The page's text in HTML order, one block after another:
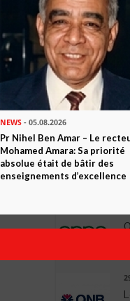
NEWS- 05.08.2026
Pr Nihel Ben Amar – Le
Mohamed Amara: Sa priorité
absolue était de bâtir des
enseignements d’excellence